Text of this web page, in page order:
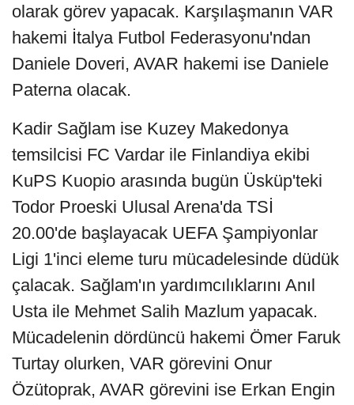
olarak görev yapacak. Karşılaşmanın VAR
hakemi İtalya Futbol Federasyonu'ndan
Daniele Doveri, AVAR hakemi ise Daniele
Paterna olacak.
Kadir Sağlam ise Kuzey Makedonya
temsilcisi FC Vardar ile Finlandiya ekibi
KuPS Kuopio arasında bugün Üsküp'teki
Todor Proeski Ulusal Arena'da TSİ
20.00'de başlayacak UEFA Şampiyonlar
Ligi 1'inci eleme turu mücadelesinde düdük
çalacak. Sağlam'ın yardımcılıklarını Anıl
Usta ile Mehmet Salih Mazlum yapacak.
Mücadelenin dördüncü hakemi Ömer Faruk
Turtay olurken, VAR görevini Onur
Özütoprak, AVAR görevini ise Erkan Engin